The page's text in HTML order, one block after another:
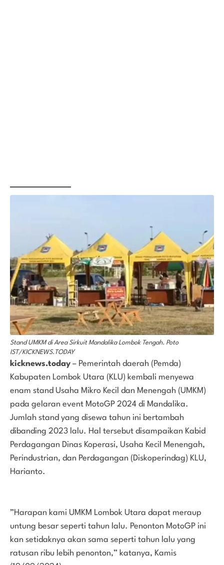
Stand UMKM di Area Sirkuit Mandalika Lombok Tengah. Poto
IST/KICKNEWS.TODAY
kicknews.today – Pemerintah daerah (Pemda)
Kabupaten Lombok Utara (KLU) kembali menyewa
enam stand Usaha Mikro Kecil dan Menengah (UMKM)
pada gelaran event MotoGP 2024 di Mandalika.
Jumlah stand yang disewa tahun ini bertambah
dibanding 2023 lalu. Hal tersebut disampaikan Kabid
Perdagangan Dinas Koperasi, Usaha Kecil Menengah,
Perindustrian, dan Perdagangan (Diskoperindag) KLU,
Harianto.
”Harapan kami UMKM Lombok Utara dapat meraup
untung besar seperti tahun lalu. Penonton MotoGP ini
kan setidaknya akan sama seperti tahun lalu yang
ratusan ribu lebih penonton,” katanya, Kamis